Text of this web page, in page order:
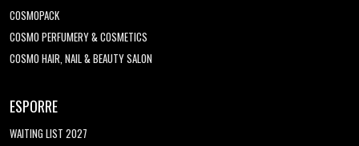
COSMOPACK
COSMO PERFUMERY & COSMETICS
COSMO HAIR, NAIL & BEAUTY SALON
ESPORRE
WAITING LIST 2027